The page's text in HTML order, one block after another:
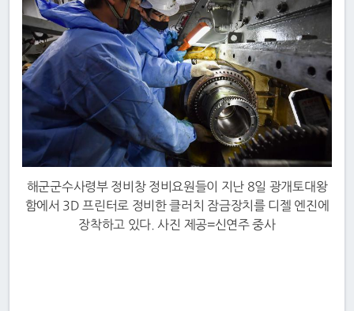
해군군수사령부 정비창 정비요원들이 지난 8일 광개토대왕
함에서 3D 프린터로 정비한 클러치 잠금장치를 디젤 엔진에
장착하고 있다. 사진 제공=신연주 중사